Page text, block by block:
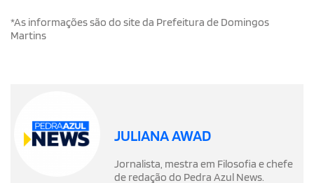
*As informações são do site da Prefeitura de Domingos
Martins
JULIANA AWAD
Jornalista, mestra em Filosofia e chefe
de redação do Pedra Azul News.